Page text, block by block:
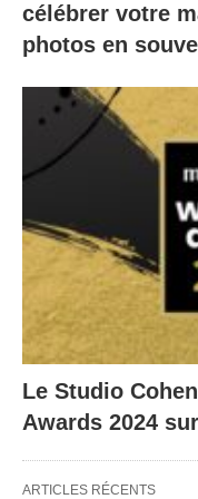
célébrer votre
photos en
Le Studio
Awards 2024
ARTICLES RÉCENTS